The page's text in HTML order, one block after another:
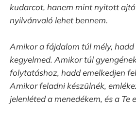
kudarcot, hanem mint nyitott
nyilvánvaló lehet bennem.
Amikor a fájdalom túl mély, hadd
kegyelmed. Amikor túl
folytatáshoz, hadd emelkedjen
Amikor feladni készülnék,
jelenléted a menedékem, és a Te